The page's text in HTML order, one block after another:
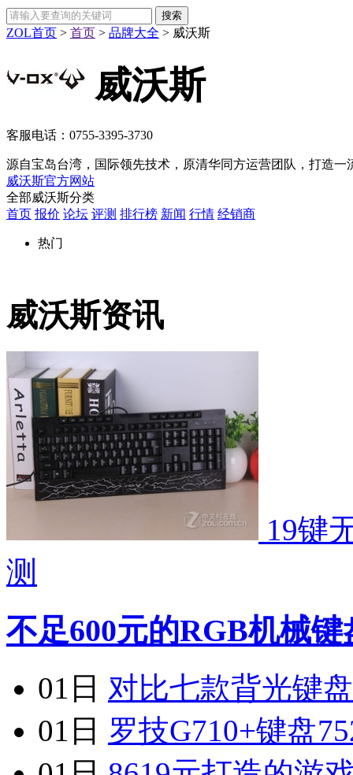
ZOL首页 > 首页 > 品牌大全 > 威沃斯
威沃斯
客服电话： 0755-3395-3730
源自宝岛台湾，国际领先技术，原清华同方运营团队，打造一
威沃斯官方网站
全部威沃斯分类
首页 报价 论坛 评测 排行榜 新闻 行情 经销商
热门
威沃斯资讯
19键
测
不足600元的RGB机械
01日 对比七款背光键
01日 罗技G710+键盘